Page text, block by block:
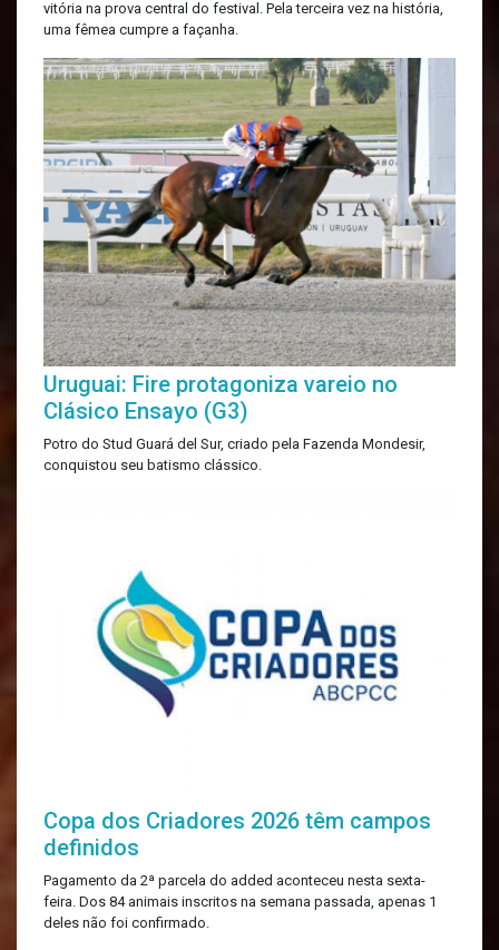
vitória na prova central do festival. Pela terceira vez na história,
uma fêmea cumpre a façanha.
Uruguai: Fire protagoniza vareio no
Clásico Ensayo (G3)
Potro do Stud Guará del Sur, criado pela Fazenda Mondesir,
conquistou seu batismo clássico.
Copa dos Criadores 2026 têm campos
definidos
Pagamento da 2ª parcela do added aconteceu nesta sexta-
feira. Dos 84 animais inscritos na semana passada, apenas 1
deles não foi confirmado.